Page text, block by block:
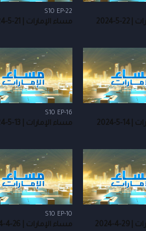
2024
S10 EP-22
مساء الإمارات | 21-5-2024
5-2024
S10 EP-16
مساء الإمارات | 13-5-2024
2024
S10 EP-10
مساء الإمارات | 26-4-2024